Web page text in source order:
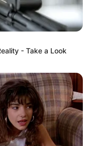
είναι απλώς
κομμάτι
της
Χαλκίδας έχει
ζωές. Είναι εκεί
τη Στερεά
το πέρασμα του
- Take a Look